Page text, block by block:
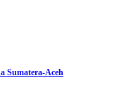
Sumatera-Aceh